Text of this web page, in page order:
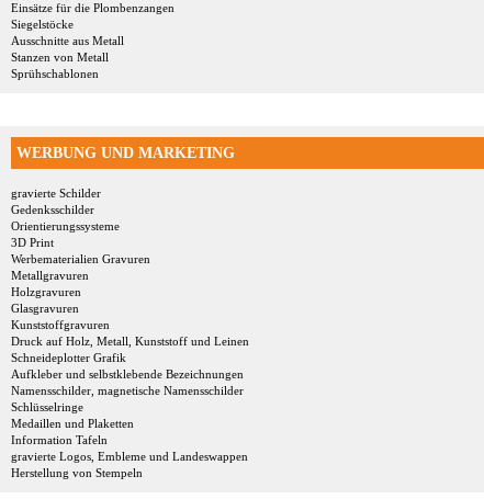
Einsätze für die Plombenzangen
Siegelstöcke
Ausschnitte aus Metall
Stanzen von Metall
Sprühschablonen
WERBUNG UND MARKETING
gravierte Schilder
Gedenksschilder
Orientierungssysteme
3D Print
Werbematerialien Gravuren
Metallgravuren
Holzgravuren
Glasgravuren
Kunststoffgravuren
Druck auf Holz, Metall, Kunststoff und Leinen
Schneideplotter Grafik
Aufkleber und selbstklebende Bezeichnungen
Namensschilder, magnetische Namensschilder
Schlüsselringe
Medaillen und Plaketten
Information Tafeln
gravierte Logos, Embleme und Landeswappen
Herstellung von Stempeln